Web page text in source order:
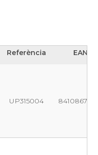
Referència
EAN
UP315004